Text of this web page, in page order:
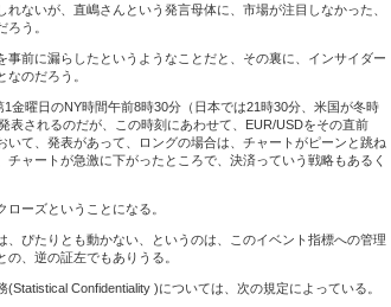
ないが、直嶋さんという発言母体に、市場が注目しなかった、
う。
事前に漏らしたというようなことだと、その裏に、インサイダー
のだろう。
金曜日のNY時間午前8時30分（日本では21時30分、米国が冬時
表されるのだが、この時刻にあわせて、EUR/USDをその直前
いて、発表があって、ロングの場合は、チャートがピーンと跳ね
チャートが急激に下がったところで、決済っていう戦略もあるく
ーズということになる。
、ぴたりとも動かない、というのは、このイベント指標への管理
、逆の証左でもありうる。
Confidentiality )については、次の規定によっている。